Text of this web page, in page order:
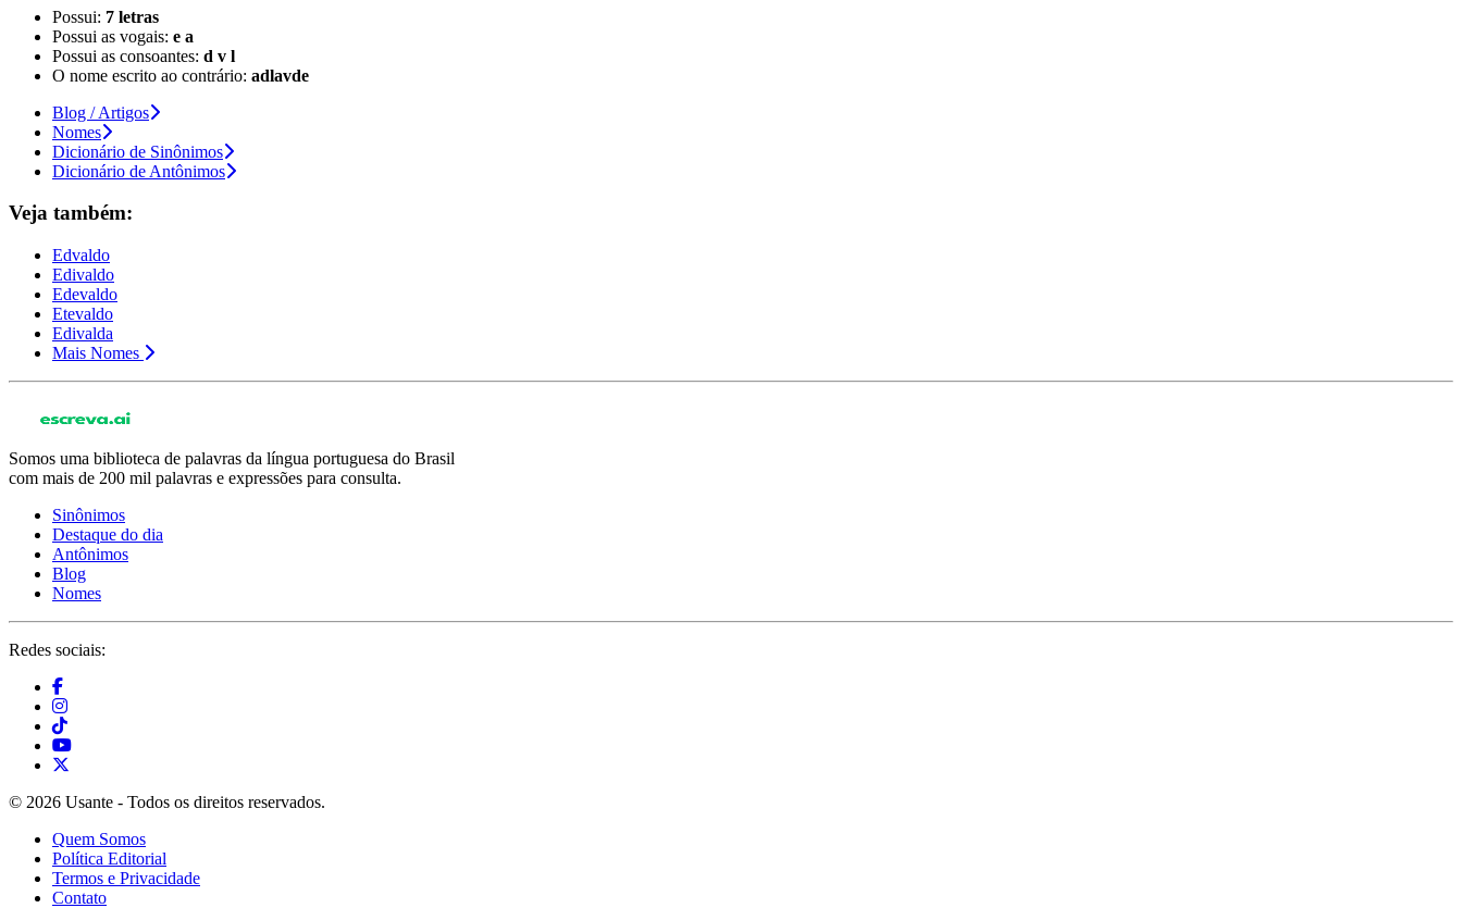
Possui: 7 letras
Possui as vogais: e a
Possui as consoantes: d v l
O nome escrito ao contrário: adlavde
Blog / Artigos
Nomes
Dicionário de Sinônimos
Dicionário de Antônimos
Veja também:
Edvaldo
Edivaldo
Edevaldo
Etevaldo
Edivalda
Mais Nomes
Somos uma biblioteca de palavras da língua portuguesa do Brasil
com mais de 200 mil palavras e expressões para consulta.
Sinônimos
Destaque do dia
Antônimos
Blog
Nomes
Redes sociais:
© 2026 Usante - Todos os direitos reservados.
Quem Somos
Política Editorial
Termos e Privacidade
Contato